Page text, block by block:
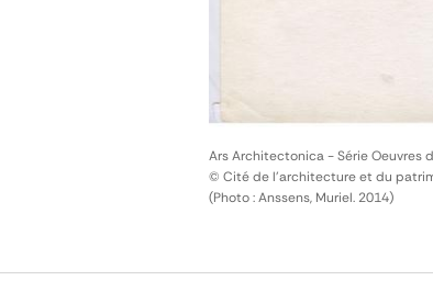
Ars Architectonica - Série Oeuvres
© Cité de l'architecture et du
(Photo : Anssens, Muriel. 2014)